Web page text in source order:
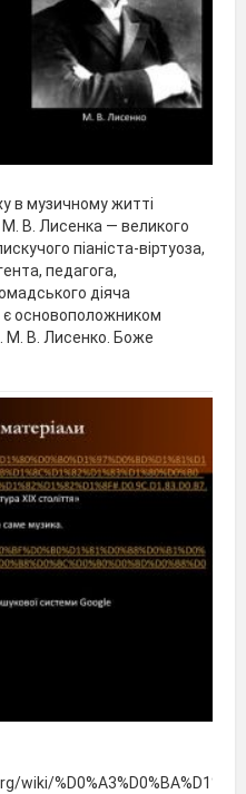
в музичному житті
М. В. Лисенка — великого
піаніста-віртуоза,
педагога,
діяча
є основоположником
М. В. Лисенко. Боже